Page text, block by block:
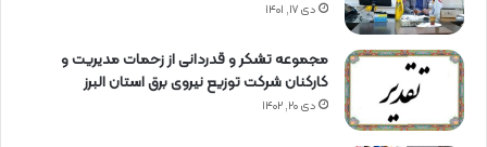
دی ۱۷, ۱۴۰۱
مجموعه تشکر و قدردانی از زحمات مدیریت و
کارکنان شرکت توزیع نیروی برق استان البرز
دی ۲۰, ۱۴۰۲